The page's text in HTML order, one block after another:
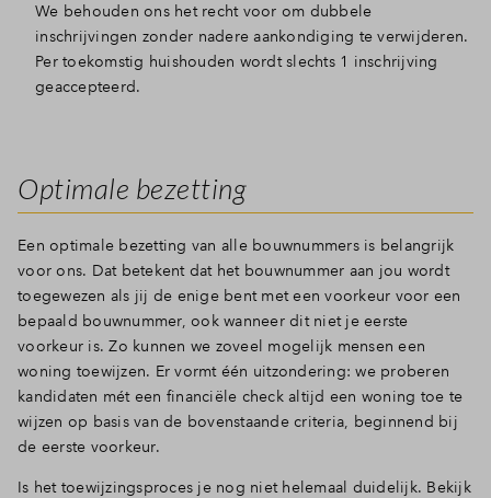
We behouden ons het recht voor om dubbele
inschrijvingen zonder nadere aankondiging te verwijderen.
Per toekomstig huishouden wordt slechts 1 inschrijving
geaccepteerd.
Optimale bezetting
Een optimale bezetting van alle bouwnummers is belangrijk
voor ons. Dat betekent dat het bouwnummer aan jou wordt
toegewezen als jij de enige bent met een voorkeur voor een
bepaald bouwnummer, ook wanneer dit niet je eerste
voorkeur is. Zo kunnen we zoveel mogelijk mensen een
woning toewijzen. Er vormt één uitzondering: we proberen
kandidaten mét een financiële check altijd een woning toe te
wijzen op basis van de bovenstaande criteria, beginnend bij
de eerste voorkeur.
Is het toewijzingsproces je nog niet helemaal duidelijk. Bekijk